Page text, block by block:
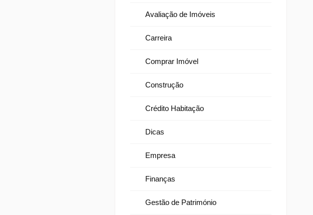
Avaliação de Imóveis
Carreira
Comprar Imóvel
Construção
Crédito Habitação
Dicas
Empresa
Finanças
Gestão de Património